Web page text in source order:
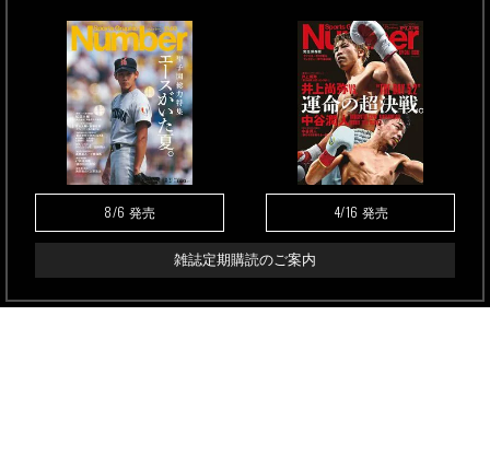
8/6 発売 4/16 発売
雑誌定期購読のご案内